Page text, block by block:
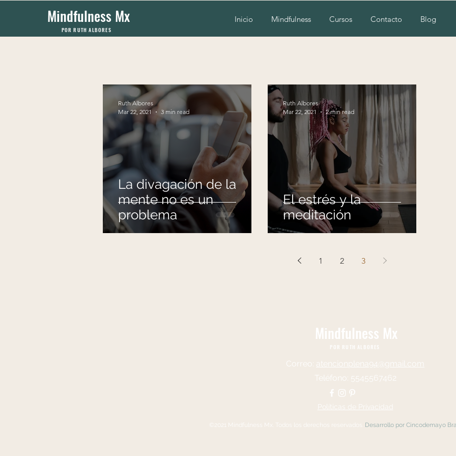
Mindfulness Mx
POR RUTH ALBORES
Inicio Mindfulness Cursos Contacto Blog
La divagación de la
mente no es un
problema
Ruth Albores
Mar 22, 2021
3 min read
El estrés y la
meditación
Ruth Albores
Mar 22, 2021
2 min read
1 2 3
Mindfulness Mx
POR RUTH ALBORES
Correo: atencionplena94@gmail.com
Teléfono: 5545567462
Políticas de Privacidad
©2021 Mindfulness Mx. Todos los derechos reservados. Desarrollo por Cincodemayo